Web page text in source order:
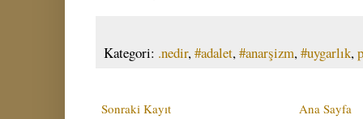
Kategori: .nedir,#adalet,#anarşizm,#uygarlık,
Sonraki Kayıt Ana Sayfa